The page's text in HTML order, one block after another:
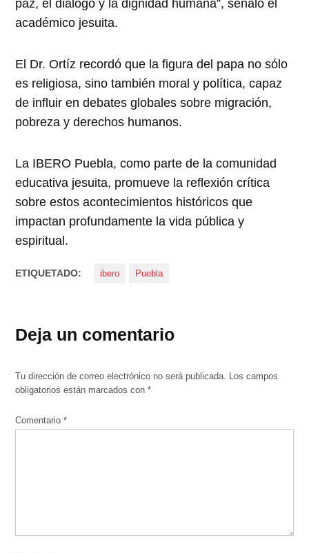
paz, el diálogo y la dignidad humana”, señaló el
académico jesuita.
El Dr. Ortíz recordó que la figura del papa no sólo
es religiosa, sino también moral y política, capaz
de influir en debates globales sobre migración,
pobreza y derechos humanos.
La IBERO Puebla, como parte de la comunidad
educativa jesuita, promueve la reflexión crítica
sobre estos acontecimientos históricos que
impactan profundamente la vida pública y
espiritual.
ETIQUETADO: ibero Puebla
Deja un comentario
Tu dirección de correo electrónico no será publicada. Los campos
obligatorios están marcados con*
Comentario*